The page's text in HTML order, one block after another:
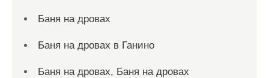
Баня на дровах
Баня на дровах в Ганино
Баня на дровах, Баня на дровах